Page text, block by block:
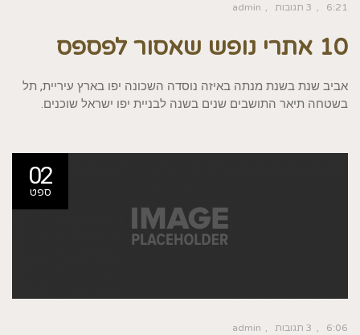
6:21 3 תגובות admin
10 אתרי נופש שאסור לפספס
אביב שנת בשנת מנתה באיזה נוסדה השכונה יפו בארץ עיריית, תל
בשטחה תיאר התושבים שנים בשנה לבניית יפו ישראל שוכנים.
02
ספט
6:06 3 תגובות admin